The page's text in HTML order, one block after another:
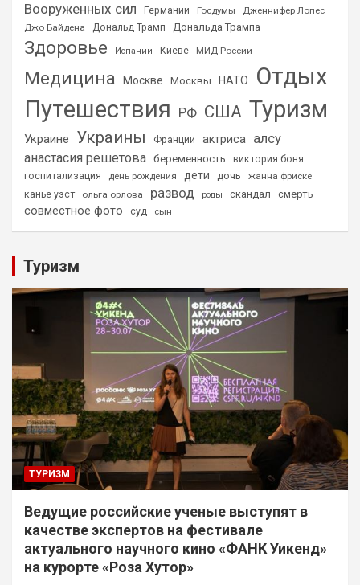
Вооруженных сил Германии Госдумы
Дженнифер Лопес
Джо Байдена
Дональд Трамп Дональда Трампа
Здоровье Испании Киеве МИД России
Медицина Москве Москвы НАТО
Отдых
Путешествия РФ США Туризм
Украине Украины Франции актриса алсу
анастасия решетова беременность
виктория боня
госпитализация
день рождения дети дочь
жанна фриске
канье уэст
ольга орлова развод роды скандал смерть
совместное фото суд сын
Туризм
ТУРИЗМ
Ведущие российские ученые выступят в
качестве экспертов на фестивале
актуального научного кино «ФАНК Уикенд»
на курорте «Роза Хутор»